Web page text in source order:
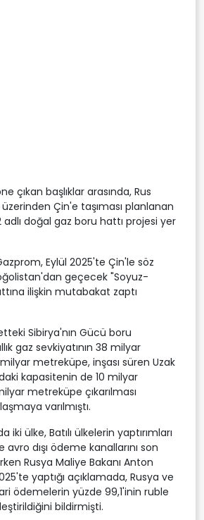
çıkan başlıklar arasında, Rus
üzerinden Çin'e taşıması planlanan
adlı doğal gaz boru hattı projesi yer
Eylül 2025'te Çin'le söz
geçecek "Soyuz-
ilişkin mutabakat zaptı
Sibirya'nın Gücü boru
gaz sevkiyatının 38 milyar
metreküpe, inşası süren Uzak
kapasitenin de 10 milyar
metreküpe çıkarılması
varılmıştı.
iki ülke, Batılı ülkelerin yaptırımları
dışı ödeme kanallarını son
Rusya Maliye Bakanı Anton
yaptığı açıklamada, Rusya ve
ödemelerin yüzde 99,1'inin ruble
bildirmişti.